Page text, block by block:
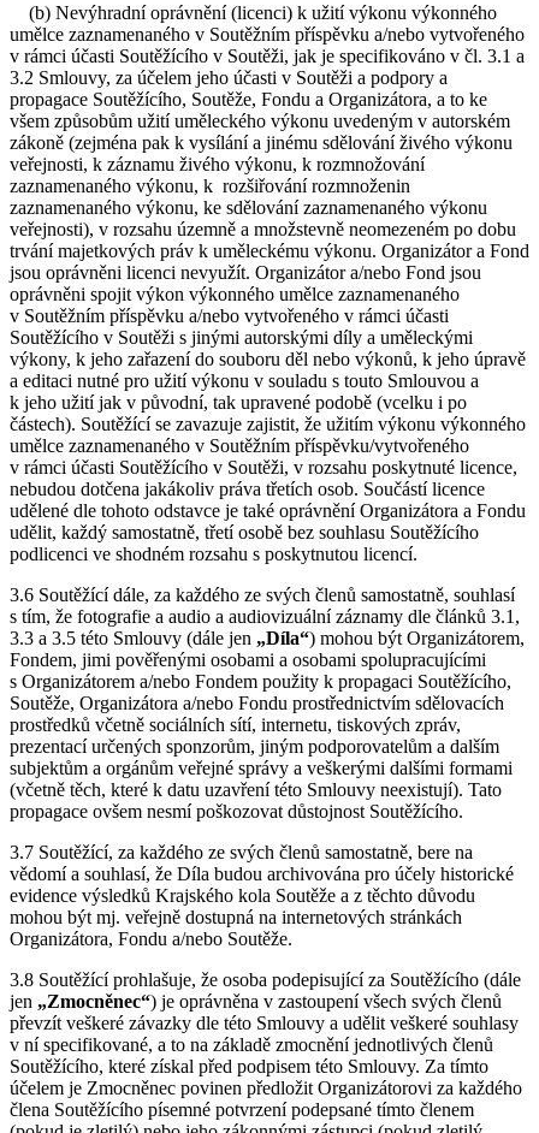
(b) Nevýhradní oprávnění (licenci) k užití výkonu výkonného
umělce zaznamenaného v Soutěžním příspěvku a/nebo vytvořeného
v rámci účasti Soutěžícího v Soutěži, jak je specifikováno v čl. 3.1 a
3.2 Smlouvy, za účelem jeho účasti v Soutěži a podpory a
propagace Soutěžícího, Soutěže, Fondu a Organizátora, a to ke
všem způsobům užití uměleckého výkonu uvedeným v autorském
zákoně (zejména pak k vysílání a jinému sdělování živého výkonu
veřejnosti, k záznamu živého výkonu, k rozmnožování
zaznamenaného výkonu, k rozšiřování rozmnoženin
zaznamenaného výkonu, ke sdělování zaznamenaného výkonu
veřejnosti), v rozsahu územně a množstevně neomezeném po dobu
trvání majetkových práv k uměleckému výkonu. Organizátor a Fond
jsou oprávněni licenci nevyužít. Organizátor a/nebo Fond jsou
oprávněni spojit výkon výkonného umělce zaznamenaného
v Soutěžním příspěvku a/nebo vytvořeného v rámci účasti
Soutěžícího v Soutěži s jinými autorskými díly a uměleckými
výkony, k jeho zařazení do souboru děl nebo výkonů, k jeho úpravě
a editaci nutné pro užití výkonu v souladu s touto Smlouvou a
k jeho užití jak v původní, tak upravené podobě (vcelku i po
částech). Soutěžící se zavazuje zajistit, že užitím výkonu výkonného
umělce zaznamenaného v Soutěžním příspěvku/vytvořeného
v rámci účasti Soutěžícího v Soutěži, v rozsahu poskytnuté licence,
nebudou dotčena jakákoliv práva třetích osob. Součástí licence
udělené dle tohoto odstavce je také oprávnění Organizátora a Fondu
udělit, každý samostatně, třetí osobě bez souhlasu Soutěžícího
podlicenci ve shodném rozsahu s poskytnutou licencí.
3.6 Soutěžící dále, za každého ze svých členů samostatně, souhlasí
s tím, že fotografie a audio a audiovizuální záznamy dle článků 3.1,
3.3 a 3.5 této Smlouvy (dále jen „Díla“) mohou být Organizátorem,
Fondem, jimi pověřenými osobami a osobami spolupracujícími
s Organizátorem a/nebo Fondem použity k propagaci Soutěžícího,
Soutěže, Organizátora a/nebo Fondu prostřednictvím sdělovacích
prostředků včetně sociálních sítí, internetu, tiskových zpráv,
prezentací určených sponzorům, jiným podporovatelům a dalším
subjektům a orgánům veřejné správy a veškerými dalšími formami
(včetně těch, které k datu uzavření této Smlouvy neexistují). Tato
propagace ovšem nesmí poškozovat důstojnost Soutěžícího.
3.7 Soutěžící, za každého ze svých členů samostatně, bere na
vědomí a souhlasí, že Díla budou archivována pro účely historické
evidence výsledků Krajského kola Soutěže a z těchto důvodu
mohou být mj. veřejně dostupná na internetových stránkách
Organizátora, Fondu a/nebo Soutěže.
3.8 Soutěžící prohlašuje, že osoba podepisující za Soutěžícího (dále
jen „Zmocněnec“) je oprávněna v zastoupení všech svých členů
převzít veškeré závazky dle této Smlouvy a udělit veškeré souhlasy
v ní specifikované, a to na základě zmocnění jednotlivých členů
Soutěžícího, které získal před podpisem této Smlouvy. Za tímto
účelem je Zmocněnec povinen předložit Organizátorovi za každého
člena Soutěžícího písemné potvrzení podepsané tímto členem